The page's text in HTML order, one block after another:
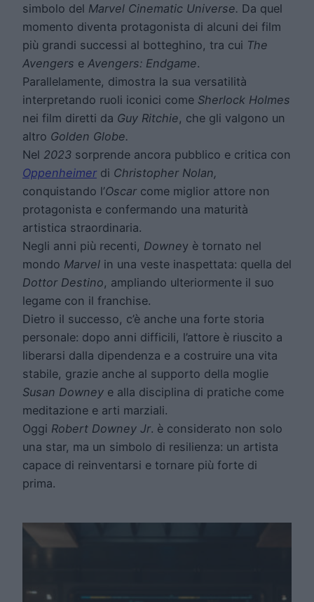
simbolo del Marvel Cinematic Universe. Da quel
momento diventa protagonista di alcuni dei film
più grandi successi al botteghino, tra cui The
Avengers e Avengers: Endgame.
Parallelamente, dimostra la sua versatilità
interpretando ruoli iconici come Sherlock Holmes
nei film diretti da Guy Ritchie, che gli valgono un
altro Golden Globe.
Nel 2023 sorprende ancora pubblico e critica con
Oppenheimerdi Christopher Nolan,
conquistando l’Oscarcome miglior attore non
protagonista e confermando una maturità
artistica straordinaria.
Negli anni più recenti, Downey è tornato nel
mondo Marvel in una veste inaspettata: quella del
Dottor Destino, ampliando ulteriormente il suo
legame con il franchise.
Dietro il successo, c’è anche una forte storia
personale: dopo anni difficili, l’attore è riuscito a
liberarsi dalla dipendenza e a costruire una vita
stabile, grazie anche al supporto della moglie
Susan Downey e alla disciplina di pratiche come
meditazione e arti marziali.
Oggi Robert Downey Jr. è considerato non solo
una star, ma un simbolo di resilienza: un artista
capace di reinventarsi e tornare più forte di
prima.